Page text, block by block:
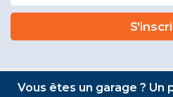
Vous êtes un garage ? Un